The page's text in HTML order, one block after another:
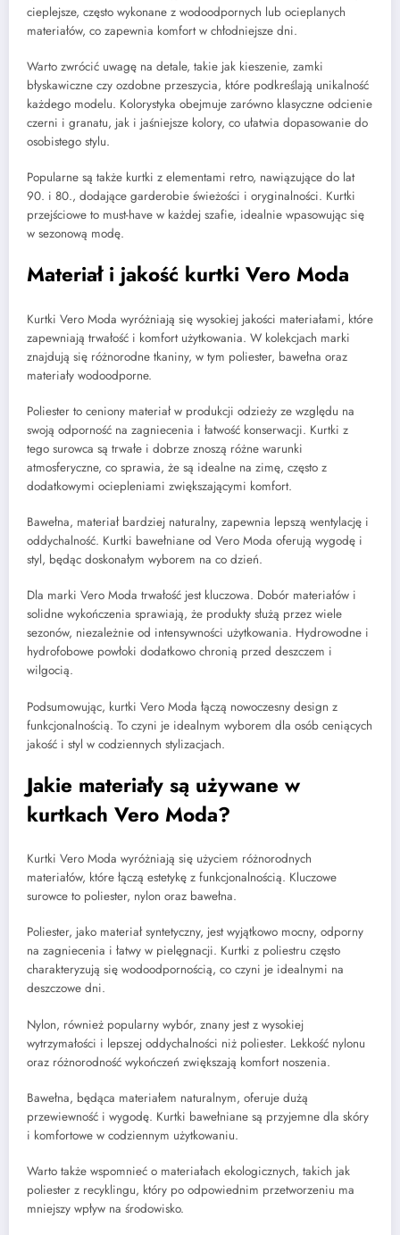
cieplejsze, często wykonane z wodoodpornych lub ocieplanych
materiałów, co zapewnia komfort w chłodniejsze dni.
Warto zwrócić uwagę na detale, takie jak kieszenie, zamki
błyskawiczne czy ozdobne przeszycia, które podkreślają unikalność
każdego modelu. Kolorystyka obejmuje zarówno klasyczne odcienie
czerni i granatu, jak i jaśniejsze kolory, co ułatwia dopasowanie do
osobistego stylu.
Popularne są także kurtki z elementami retro, nawiązujące do lat
90. i 80., dodające garderobie świeżości i oryginalności. Kurtki
przejściowe to must-have w każdej szafie, idealnie wpasowując się
w sezonową modę.
Materiał i jakość kurtki Vero Moda
Kurtki Vero Moda wyróżniają się wysokiej jakości materiałami, które
zapewniają trwałość i komfort użytkowania. W kolekcjach marki
znajdują się różnorodne tkaniny, w tym poliester, bawełna oraz
materiały wodoodporne.
Poliester to ceniony materiał w produkcji odzieży ze względu na
swoją odporność na zagniecenia i łatwość konserwacji. Kurtki z
tego surowca są trwałe i dobrze znoszą różne warunki
atmosferyczne, co sprawia, że są idealne na zimę, często z
dodatkowymi ociepleniami zwiększającymi komfort.
Bawełna, materiał bardziej naturalny, zapewnia lepszą wentylację i
oddychalność. Kurtki bawełniane od Vero Moda oferują wygodę i
styl, będąc doskonałym wyborem na co dzień.
Dla marki Vero Moda trwałość jest kluczowa. Dobór materiałów i
solidne wykończenia sprawiają, że produkty służą przez wiele
sezonów, niezależnie od intensywności użytkowania. Hydrowodne i
hydrofobowe powłoki dodatkowo chronią przed deszczem i
wilgocią.
Podsumowując, kurtki Vero Moda łączą nowoczesny design z
funkcjonalnością. To czyni je idealnym wyborem dla osób ceniących
jakość i styl w codziennych stylizacjach.
Jakie materiały są używane w
kurtkach Vero Moda?
Kurtki Vero Moda wyróżniają się użyciem różnorodnych
materiałów, które łączą estetykę z funkcjonalnością. Kluczowe
surowce to poliester, nylon oraz bawełna.
Poliester, jako materiał syntetyczny, jest wyjątkowo mocny, odporny
na zagniecenia i łatwy w pielęgnacji. Kurtki z poliestru często
charakteryzują się wodoodpornością, co czyni je idealnymi na
deszczowe dni.
Nylon, również popularny wybór, znany jest z wysokiej
wytrzymałości i lepszej oddychalności niż poliester. Lekkość nylonu
oraz różnorodność wykończeń zwiększają komfort noszenia.
Bawełna, będąca materiałem naturalnym, oferuje dużą
przewiewność i wygodę. Kurtki bawełniane są przyjemne dla skóry
i komfortowe w codziennym użytkowaniu.
Warto także wspomnieć o materiałach ekologicznych, takich jak
poliester z recyklingu, który po odpowiednim przetworzeniu ma
mniejszy wpływ na środowisko.